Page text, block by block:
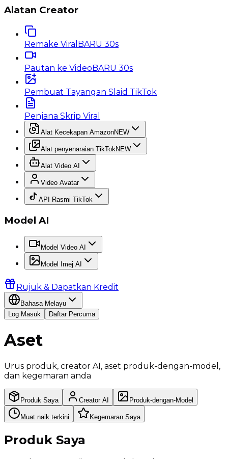
Alatan Creator
Remake Viral BARU 30s
Pautan ke Video BARU 30s
Pembuat Tayangan Slaid TikTok
Penjana Skrip Viral
Alat Kecekapan AmazonNEW
Alat penyenaraian TikTokNEW
Alat Video AI
Video Avatar
API Rasmi TikTok
Model AI
Model Video AI
Model Imej AI
Rujuk & Dapatkan Kredit
Bahasa Melayu
Log Masuk
Daftar Percuma
Aset
Urus produk, creator AI, aset produk-dengan-model,
dan kegemaran anda
Produk Saya Creator AI Produk-dengan-Model
Muat naik terkini Kegemaran Saya
Produk Saya